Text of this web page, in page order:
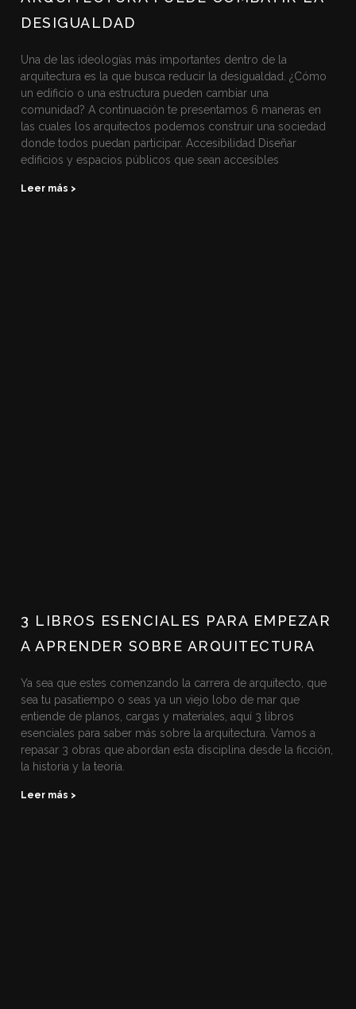
DESIGUALDAD
Una de las ideologías más importantes dentro de la
arquitectura es la que busca reducir la desigualdad. ¿Cómo
un edificio o una estructura pueden cambiar una
comunidad? A continuación te presentamos 6 maneras en
las cuales los arquitectos podemos construir una sociedad
donde todos puedan participar. Accesibilidad Diseñar
edificios y espacios públicos que sean accesibles
Leer más >
3 LIBROS ESENCIALES PARA EMPEZAR
A APRENDER SOBRE ARQUITECTURA
Ya sea que estes comenzando la carrera de arquitecto, que
sea tu pasatiempo o seas ya un viejo lobo de mar que
entiende de planos, cargas y materiales, aquí 3 libros
esenciales para saber más sobre la arquitectura. Vamos a
repasar 3 obras que abordan esta disciplina desde la ficción,
la historia y la teoría.
Leer más >